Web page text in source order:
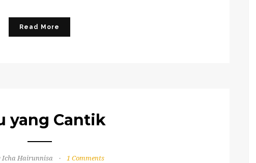
Read More
yang Cantik
Icha Hairunnisa 1 Comments